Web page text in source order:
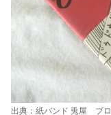
出典：紙バンド 兎屋 ブ